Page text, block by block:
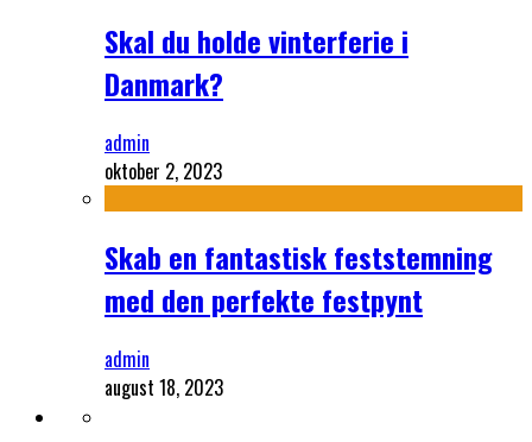
Skal du holde vinterferie i
Danmark?
admin
oktober 2, 2023
Skab en fantastisk feststemning
med den perfekte festpynt
admin
august 18, 2023